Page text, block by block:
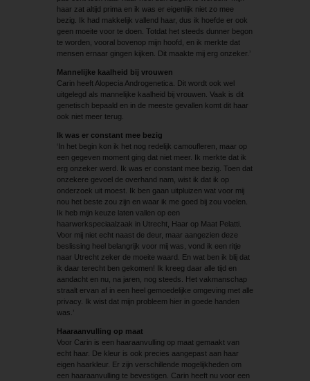
haar zat altijd prima en ik was er eigenlijk niet zo mee
bezig. Ik had makkelijk vallend haar, dus ik hoefde er ook
geen moeite voor te doen. Totdat het steeds dunner begon
te worden, vooral bovenop mijn hoofd, en ik merkte dat
mensen ernaar gingen kijken. Dit maakte mij erg onzeker.’
Mannelijke kaalheid bij vrouwen
Carin heeft Alopecia Androgenetica. Dit wordt ook wel
uitgelegd als mannelijke kaalheid bij vrouwen. Vaak is dit
genetisch bepaald en in de meeste gevallen komt dit haar
ook niet meer terug.
Ik was er constant mee bezig
‘In het begin kon ik het nog redelijk camoufleren, maar op
een gegeven moment ging dat niet meer. Ik merkte dat ik
erg onzeker werd. Ik was er constant mee bezig. Toen dat
onzekere gevoel de overhand nam, wist ik dat ik op
onderzoek uit moest. Ik ben gaan uitpluizen wat voor mij
nou het beste zou zijn en waar ik me goed bij zou voelen.
Ik heb mijn keuze laten vallen op een
haarwerkspeciaalzaak in Utrecht, Haar op Maat Pelatti.
Voor mij niet echt naast de deur, maar aangezien deze
beslissing heel belangrijk voor mij was, vond ik een ritje
naar Utrecht zeker de moeite waard. En wat ben ik blij dat
ik daar terecht ben gekomen! Ik kreeg daar alle tijd en
aandacht en nu, na jaren, nog steeds. Het vakmanschap
straalt ervan af in een heel gemoedelijke omgeving met alle
privacy. Ik wist dat mijn probleem hier in goede handen
was.’
Haaraanvulling op maat
Voor Carin is een haaraanvulling op maat gemaakt van
echt haar. De kleur is ook precies aangepast aan haar
eigen haarkleur. Er zijn verschillende mogelijkheden om
een haaraanvulling te bevestigen. Carin heeft nu voor een